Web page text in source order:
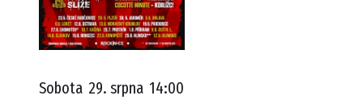
Sobota 29. srpna 14:00